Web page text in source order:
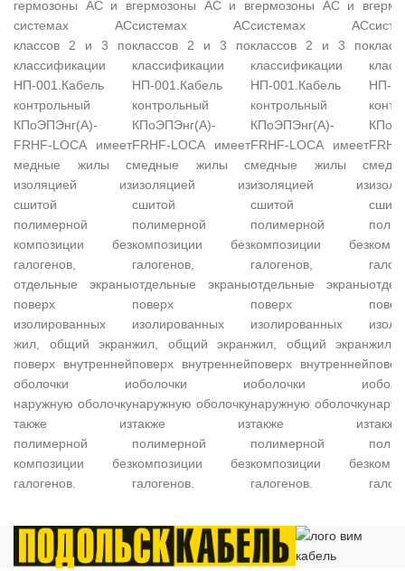
гермозоны АС и в
системах АС
классов 2 и 3 по
классификации
НП-001.Кабель
контрольный
КПоЭПЭнг(А)-
FRHF-LOCA имеет
медные жилы с
изоляцией из
сшитой
полимерной
композиции без
галогенов,
отдельные экраны
поверх
изолированных
жил, общий экран
поверх внутренней
оболочки и
наружную оболочку
также из
полимерной
композиции без
галогенов.
гермозоны АС и в
системах АС
классов 2 и 3 по
классификации
НП-001.Кабель
контрольный
КПоЭПЭнг(А)-
FRHF-LOCA имеет
медные жилы с
изоляцией из
сшитой
полимерной
композиции без
галогенов,
отдельные экраны
поверх
изолированных
жил, общий экран
поверх внутренней
оболочки и
наружную оболочку
также из
полимерной
композиции без
галогенов.
гермозоны АС и в
системах АС
классов 2 и 3 по
классификации
НП-001.Кабель
контрольный
КПоЭПЭнг(А)-
FRHF-LOCA имеет
медные жилы с
изоляцией из
сшитой
полимерной
композиции без
галогенов,
отдельные экраны
поверх
изолированных
жил, общий экран
поверх внутренней
оболочки и
наружную оболочку
также из
полимерной
композиции без
галогенов.
НП-
жил,